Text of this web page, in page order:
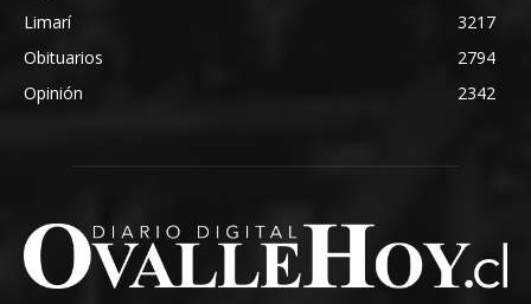
Limarí
3217
Obituarios
2794
Opinión
2342